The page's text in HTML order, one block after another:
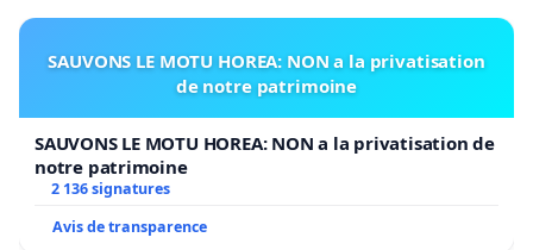
Pour ces raisons, nous demandons au
wallon du Territoire, des Infrastructures, de la
Mobilité et des Pouvoirs Locaux,si celui-ci était
une décisionsur la demande de permis unique
introduite parBiogas
ce permis.
SAUVONS LE MOTU HOREA: NON a la privatisation
de notre patrimoine
SAUVONS LE MOTU HOREA: NON a la privatisation de
notre patrimoine
2 136 signatures
Avis de transparence